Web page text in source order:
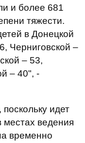
и более 681
тяжести.
в Донецкой
Черниговской –
– 53,
– 40", -
идет
местах ведения
временно